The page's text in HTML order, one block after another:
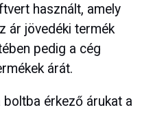
használt, amely
ár jövedéki termék
pedig a cég
árát.
érkező árukat a